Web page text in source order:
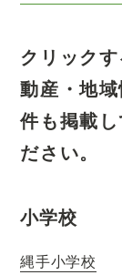
クリック
動産・地域
件も掲載
ださい。
小学校
縄手小学校